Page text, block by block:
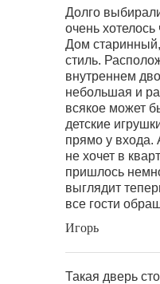
Долго
очень хотелось
Дом старинный,
стиль.
внутреннем
небольшая и
всякое может
детские
прямо у входа.
не хочет в
пришлось
выглядит
все гости
Игорь
Такая дверь